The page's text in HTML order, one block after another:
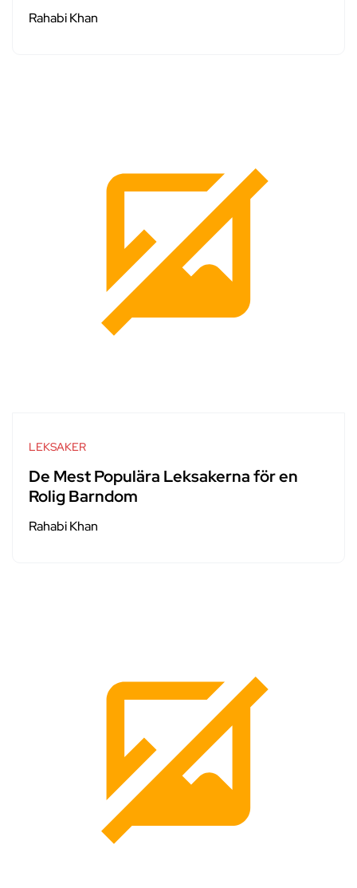
Rahabi Khan
LEKSAKER
De Mest Populära Leksakerna för en
Rolig Barndom
Rahabi Khan